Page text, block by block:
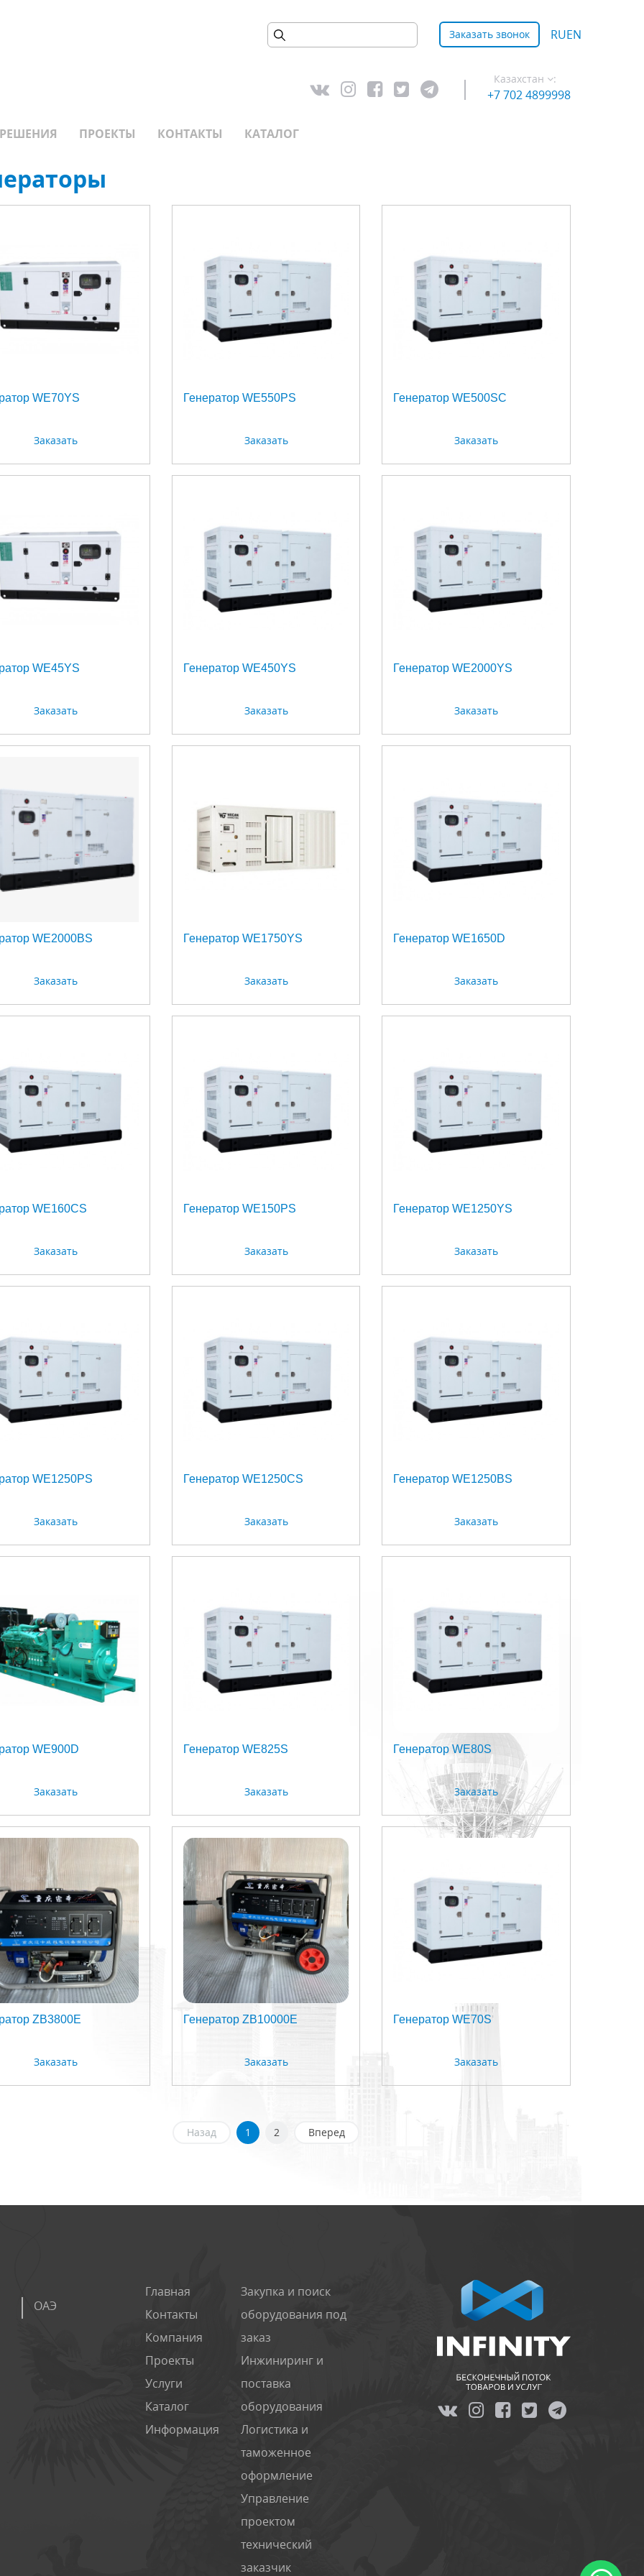
Заказать звонок RUEN
Казахстан :
+7 702 4899998
РЕШЕНИЯ ПРОЕКТЫ КОНТАКТЫ КАТАЛОГ
WE70YS
Заказать
Генератор WE550PS
Заказать
Генератор WE500SC
Заказать
WE45YS
Заказать
Генератор WE450YS
Заказать
Генератор WE2000YS
Заказать
WE2000BS
Заказать
Генератор WE1750YS
Заказать
Генератор WE1650D
Заказать
WE160CS
Заказать
Генератор WE150PS
Заказать
Генератор WE1250YS
Заказать
WE1250PS
Заказать
Генератор WE1250CS
Заказать
Генератор WE1250BS
Заказать
WE900D
Заказать
Генератор WE825S
Заказать
Генератор WE80S
Заказать
ZB3800E
Заказать
Генератор ZB10000E
Заказать
Генератор WE70S
Заказать
Назад 1 2 Вперед
ОАЭ
Главная
Контакты
Компания
Проекты
Услуги
Каталог
Информация
Закупка и поиск
оборудования под
заказ
Инжиниринг и
поставка
оборудования
Логистика и
таможенное
оформление
Управление
проектом
технический
заказчик